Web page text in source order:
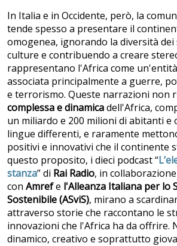
In Italia e in Occidente, però, la
tende spesso a presentare il
omogenea, ignorando la diversità dei
culture e contribuendo a creare
rappresentano l'Africa come
associata principalmente a guerre,
e terrorismo. Queste narrazioni non
complessa e dinamicadell'Africa,
un miliardo e 200 milioni di abitanti e
lingue differenti, e raramente
positivi e innovativi che il continente
questo proposito, i dieci podcast “
stanza” di Rai Radio, in collaborazione
con Amrefe l'Alleanza Italiana per lo
Sostenibile (ASviS), mirano a
attraverso storie che raccontano le
innovazioni che l'Africa ha da offrire.
dinamico, creativo e soprattutto